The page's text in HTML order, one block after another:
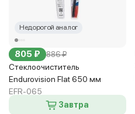
Недорогой аналог
805 ₽ 886 ₽
Стеклоочиститель
Endurovision Flat 650 мм
EFR-065
Завтра